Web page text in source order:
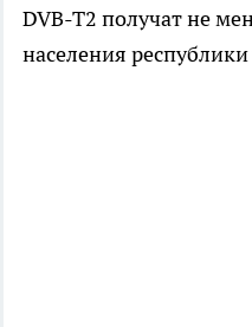
DVB-T2 получат не
населения